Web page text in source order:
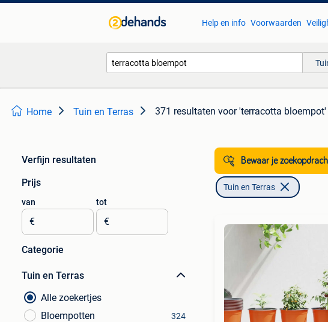
Help en info Voorwaarden
Home Tuin en Terras 371 resultaten voor 'terracotta bloempot'
Verfijn resultaten
Prijs
van
€
tot
€
Categorie
Tuin en Terras
Alle zoekertjes
Bloempotten
324
Bewaar je
Tuin en Terras